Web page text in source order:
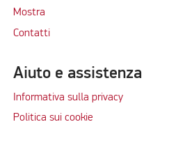
Mostra
Contatti
Aiuto e assistenza
Informativa sulla privacy
Politica sui cookie